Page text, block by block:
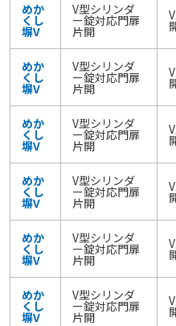
めか
くし
塀V
V型シリンダ
ー錠対応門扉
片開
めか
くし
塀V
V型シリンダ
ー錠対応門扉
片開
めか
くし
塀V
V型シリンダ
ー錠対応門扉
片開
めか
くし
塀V
V型シリンダ
ー錠対応門扉
片開
めか
くし
塀V
V型シリンダ
ー錠対応門扉
片開
めか
くし
塀V
V型シリンダ
ー錠対応門扉
片開